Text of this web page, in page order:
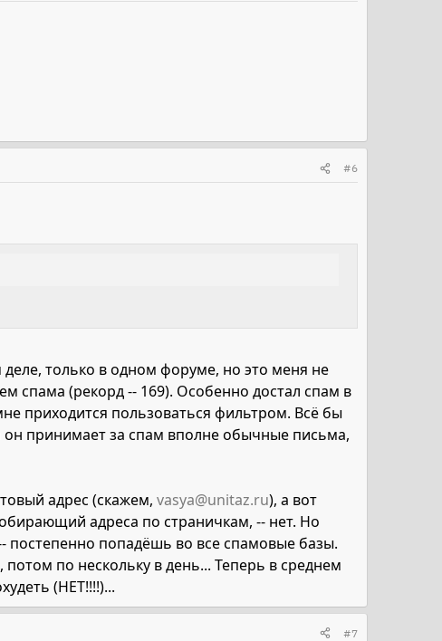
#6
только в одном форуме, но это меня не
спама (рекорд -- 169). Особенно достал спам в
приходится пользоваться фильтром. Всё бы
он принимает за спам вполне обычные письма,
адрес (скажем, vasya@unitaz.ru), а вот
адреса по страничкам, -- нет. Но
постепенно попадёшь во все спамовые базы.
по нескольку в день... Теперь в среднем
(НЕТ!!!!)...
#7